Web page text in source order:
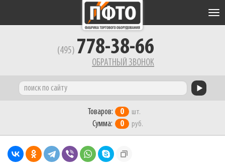
(495) 778-38-66
ОБРАТНЫЙ ЗВОНОК
Товаров: 0 шт.
Сумма: 0 руб.